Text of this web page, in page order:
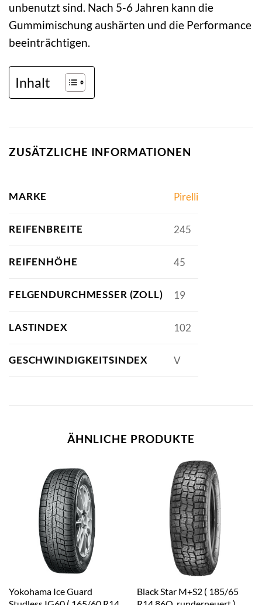
unbenutzt sind. Nach 5-6 Jahren kann die
Gummimischung aushärten und die Performance
beeinträchtigen.
Inhalt
ZUSÄTZLICHE INFORMATIONEN
MARKE Pirelli
REIFENBREITE 245
REIFENHÖHE 45
FELGENDURCHMESSER (ZOLL) 19
LASTINDEX 102
GESCHWINDIGKEITSINDEX V
ÄHNLICHE PRODUKTE
Yokohama Ice Guard
Black Star M+S2 ( 185/65